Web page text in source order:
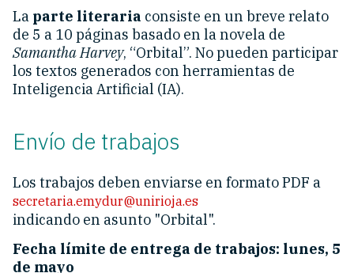
La parte literaria consiste en un breve relato
de 5 a 10 páginas basado en la novela de
Samantha Harvey, “Orbital”. No pueden participar
los textos generados con herramientas de
Inteligencia Artificial (IA).
Envío de trabajos
Los trabajos deben enviarse en formato PDF a
secretaria.emydur@unirioja.es
indicando en asunto "Orbital".
Fecha límite de entrega de trabajos: lunes, 5
de mayo